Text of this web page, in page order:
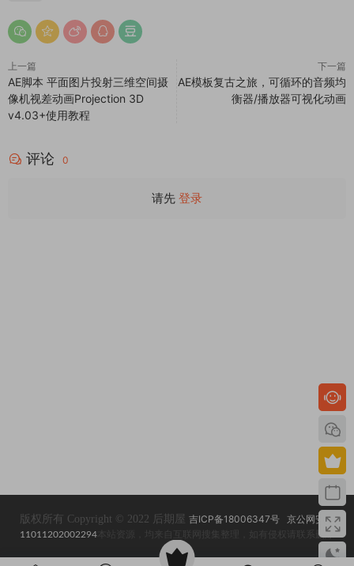
上一篇
AE脚本 平面图片投射三维空间摄
像机视差动画Projection 3D
v4.03+使用教程
下一篇
AE模板复古之旅，可循环的音频均
衡器/播放器可视化动画
评论 0
请先 登录
版权所有 Copyright © 2022 后期屋 吉ICP备18006347号
京公网安备
11011202002294 本站资源，均来自互联网搜集整理，如有侵权请联系删除